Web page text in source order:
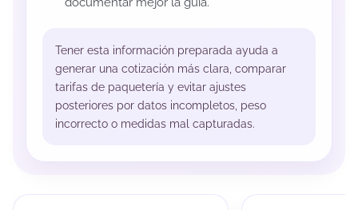
Tener esta información preparada ayuda a
generar una cotización más clara, comparar
tarifas de paquetería y evitar ajustes
posteriores por datos incompletos, peso
incorrecto o medidas mal capturadas.